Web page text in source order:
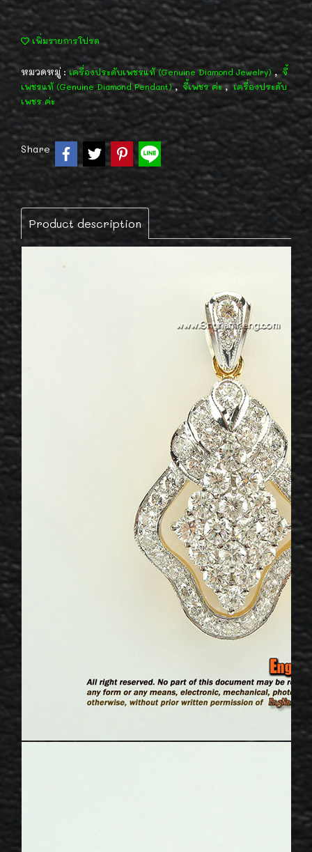
เพิ่มรายการโปรด
หมวดหมู่ : เครื่องประดับเพชรแท้ (Genuine Diamond Jewelry) , จี้
เพชรแท้ (Genuine Diamond Pendant), จี้เพชร ค่ะ, เครื่องประดับ
เพชร ค่ะ
Share
Product description